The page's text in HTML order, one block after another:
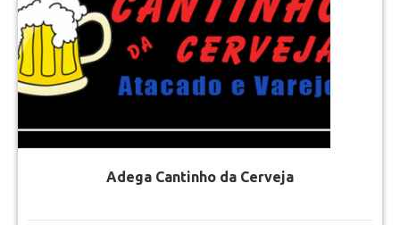
Adega Cantinho da Cerveja